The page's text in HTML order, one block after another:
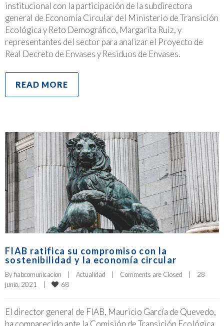
institucional con la participación de la subdirectora
general de Economía Circular del Ministerio de Transición
Ecológica y Reto Demográfico, Margarita Ruiz, y
representantes del sector para analizar el Proyecto de
Real Decreto de Envases y Residuos de Envases.
READ MORE
FIAB ratifica su compromiso con la
sostenibilidad y la economía circular
By fiabcomunicacion Actualidad Comments are Closed
28
junio, 2021
68
El director general de FIAB, Mauricio García de Quevedo,
ha comparecido ante la Comisión de Transición Ecológica